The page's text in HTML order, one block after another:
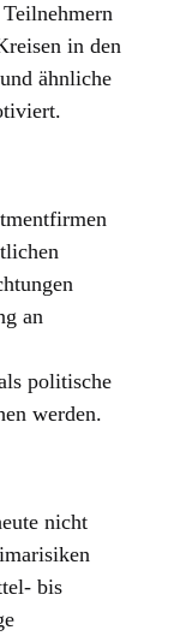
in den
ähnliche
an
politische
werden.
nicht
bis